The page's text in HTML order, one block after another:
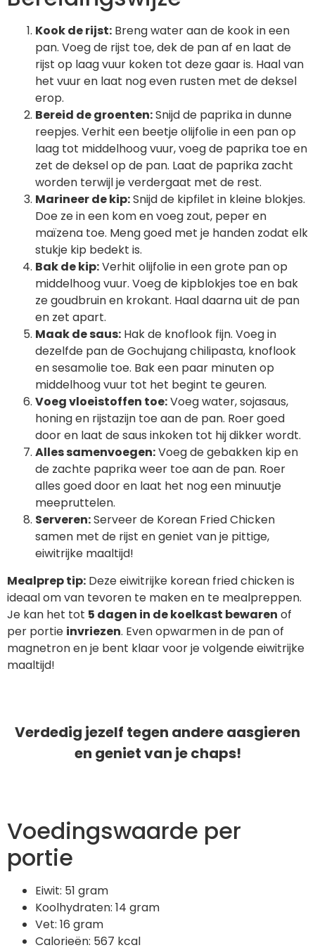
Kook de rijst: Breng water aan de kook in een
pan. Voeg de rijst toe, dek de pan af en laat de
rijst op laag vuur koken tot deze gaar is. Haal van
het vuur en laat nog even rusten met de deksel
erop.
Bereid de groenten:Snijd de paprika in dunne
reepjes. Verhit een beetje olijfolie in een pan op
laag tot middelhoog vuur, voeg de paprika toe en
zet de deksel op de pan. Laat de paprika zacht
worden terwijl je verdergaat met de rest.
Marineer de kip:Snijd de kipfilet in kleine blokjes.
Doe ze in een kom en voeg zout, peper en
maïzena toe. Meng goed met je handen zodat elk
stukje kip bedekt is.
Bak de kip:Verhit olijfolie in een grote pan op
middelhoog vuur. Voeg de kipblokjes toe en bak
ze goudbruin en krokant. Haal daarna uit de pan
en zet apart.
Maak de saus: Hak de knoflook fijn. Voeg in
dezelfde pan de Gochujang chilipasta, knoflook
en sesamolie toe. Bak een paar minuten op
middelhoog vuur tot het begint te geuren.
Voeg vloeistoffen toe:Voeg water, sojasaus,
honing en rijstazijn toe aan de pan. Roer goed
door en laat de saus inkoken tot hij dikker wordt.
Alles samenvoegen:Voeg de gebakken kip en
de zachte paprika weer toe aan de pan. Roer
alles goed door en laat het nog een minuutje
meepruttelen.
Serveren:Serveer de Korean Fried Chicken
samen met de rijst en geniet van je pittige,
eiwitrijke maaltijd!
Mealprep tip: Deze eiwitrijke korean fried chicken is
ideaal om van tevoren te maken en te mealpreppen.
Je kan het tot 5 dagen in de koelkast bewaren of
per portie invriezen. Even opwarmen in de pan of
magnetron en je bent klaar voor je volgende eiwitrijke
maaltijd!
Verdedig jezelf tegen andere aasgieren
en geniet van je chaps!
Voedingswaarde per
portie
Eiwit: 51 gram
Koolhydraten: 14 gram
Vet: 16 gram
Calorieën: 567 kcal